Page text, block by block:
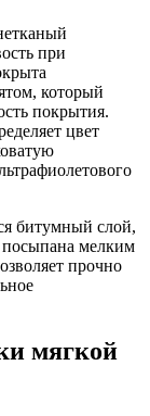
при
который
покрытия.
цвет
битумный слой,
мелким
прочно
мягкой